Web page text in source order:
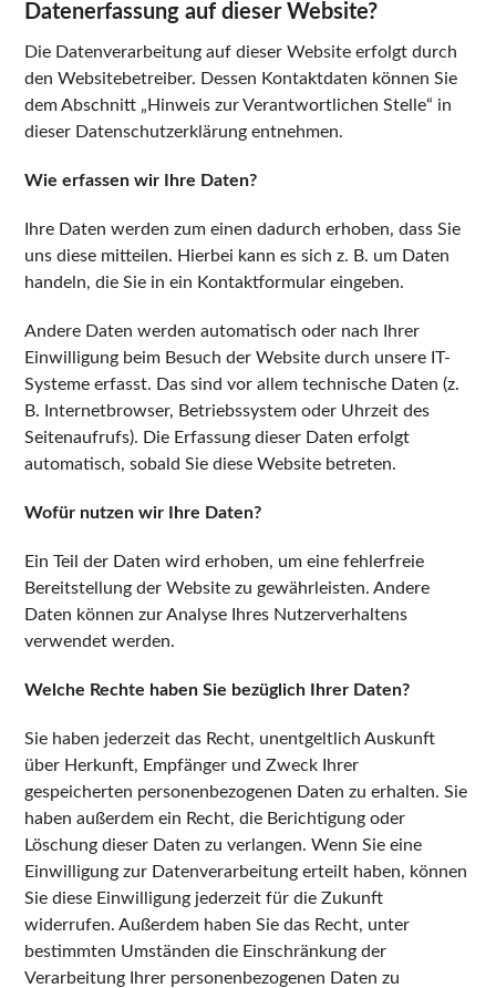
Datenerfassung auf dieser Website?
Die Datenverarbeitung auf dieser Website erfolgt durch
den Websitebetreiber. Dessen Kontaktdaten können Sie
dem Abschnitt „Hinweis zur Verantwortlichen Stelle“ in
dieser Datenschutzerklärung entnehmen.
Wie erfassen wir Ihre Daten?
Ihre Daten werden zum einen dadurch erhoben, dass Sie
uns diese mitteilen. Hierbei kann es sich z. B. um Daten
handeln, die Sie in ein Kontaktformular eingeben.
Andere Daten werden automatisch oder nach Ihrer
Einwilligung beim Besuch der Website durch unsere IT-
Systeme erfasst. Das sind vor allem technische Daten (z.
B. Internetbrowser, Betriebssystem oder Uhrzeit des
Seitenaufrufs). Die Erfassung dieser Daten erfolgt
automatisch, sobald Sie diese Website betreten.
Wofür nutzen wir Ihre Daten?
Ein Teil der Daten wird erhoben, um eine fehlerfreie
Bereitstellung der Website zu gewährleisten. Andere
Daten können zur Analyse Ihres Nutzerverhaltens
verwendet werden.
Welche Rechte haben Sie bezüglich Ihrer Daten?
Sie haben jederzeit das Recht, unentgeltlich Auskunft
über Herkunft, Empfänger und Zweck Ihrer
gespeicherten personenbezogenen Daten zu erhalten. Sie
haben außerdem ein Recht, die Berichtigung oder
Löschung dieser Daten zu verlangen. Wenn Sie eine
Einwilligung zur Datenverarbeitung erteilt haben, können
Sie diese Einwilligung jederzeit für die Zukunft
widerrufen. Außerdem haben Sie das Recht, unter
bestimmten Umständen die Einschränkung der
Verarbeitung Ihrer personenbezogenen Daten zu